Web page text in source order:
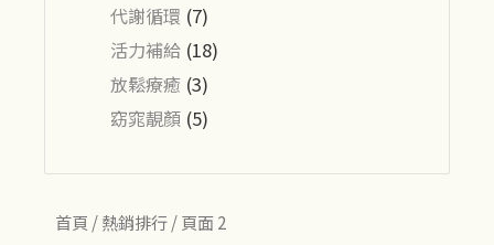
代謝循環 (7)
活力補給 (18)
放鬆療癒 (3)
窈窕靚顏 (5)
首頁 /熱銷排行/ 頁面 2